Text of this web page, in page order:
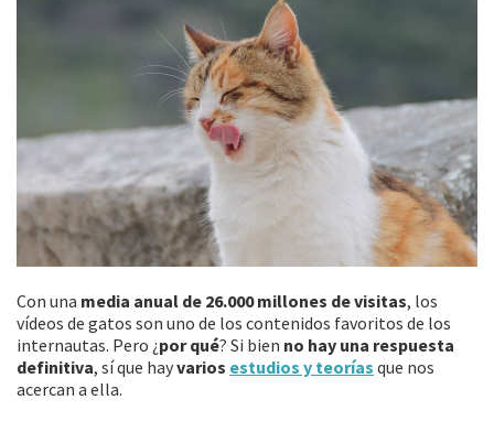
Con una media anual de 26.000 millones de visitas, los
vídeos de gatos son uno de los contenidos favoritos de los
internautas. Pero ¿por qué? Si bien no hay una respuesta
definitiva, sí que hayvarios estudios y teorías que nos
acercan a ella.